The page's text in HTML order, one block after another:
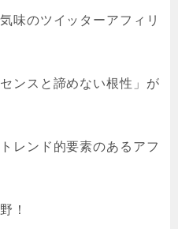
味のツイッターアフィリ
ンスと諦めない根性」が
レンド的要素のあるアフ
！